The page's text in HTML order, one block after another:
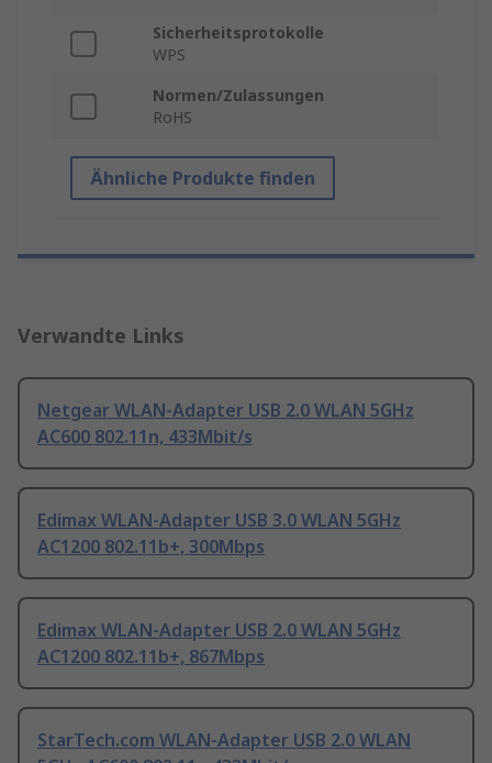
Sicherheitsprotokolle
WPS
Normen/Zulassungen
RoHS
Ähnliche Produkte finden
Verwandte Links
Netgear WLAN-Adapter USB 2.0 WLAN 5GHz
AC600 802.11n, 433Mbit/s
Edimax WLAN-Adapter USB 3.0 WLAN 5GHz
AC1200 802.11b+, 300Mbps
Edimax WLAN-Adapter USB 2.0 WLAN 5GHz
AC1200 802.11b+, 867Mbps
StarTech.com WLAN-Adapter USB 2.0 WLAN